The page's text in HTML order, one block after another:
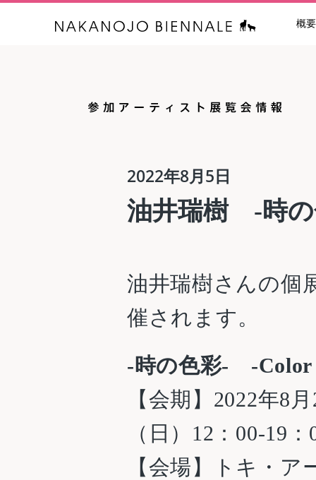
中之条ビエ
概要
2022年8月5日
油井瑞樹 -時
油井瑞樹さんの個
催されます。
-時の色彩- -Color
【会期】2022年8
（日）12：00-19
【会場】トキ・ア